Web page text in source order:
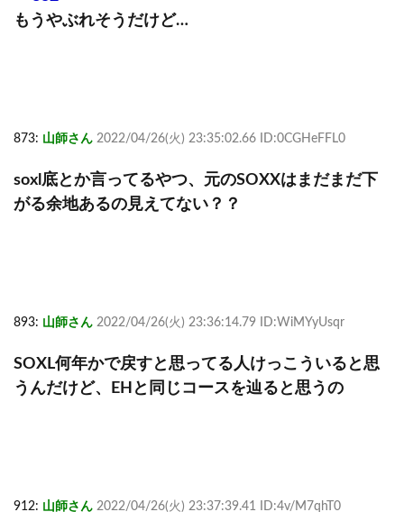
もうやぶれそうだけど…
873: 山師さん 2022/04/26(火) 23:35:02.66 ID:0CGHeFFL0
soxl底とか言ってるやつ、元のSOXXはまだまだ下
がる余地あるの見えてない？？
893: 山師さん 2022/04/26(火) 23:36:14.79 ID:WiMYyUsqr
SOXL何年かで戻すと思ってる人けっこういると思
うんだけど、EHと同じコースを辿ると思うの
912: 山師さん 2022/04/26(火) 23:37:39.41 ID:4v/M7qhT0